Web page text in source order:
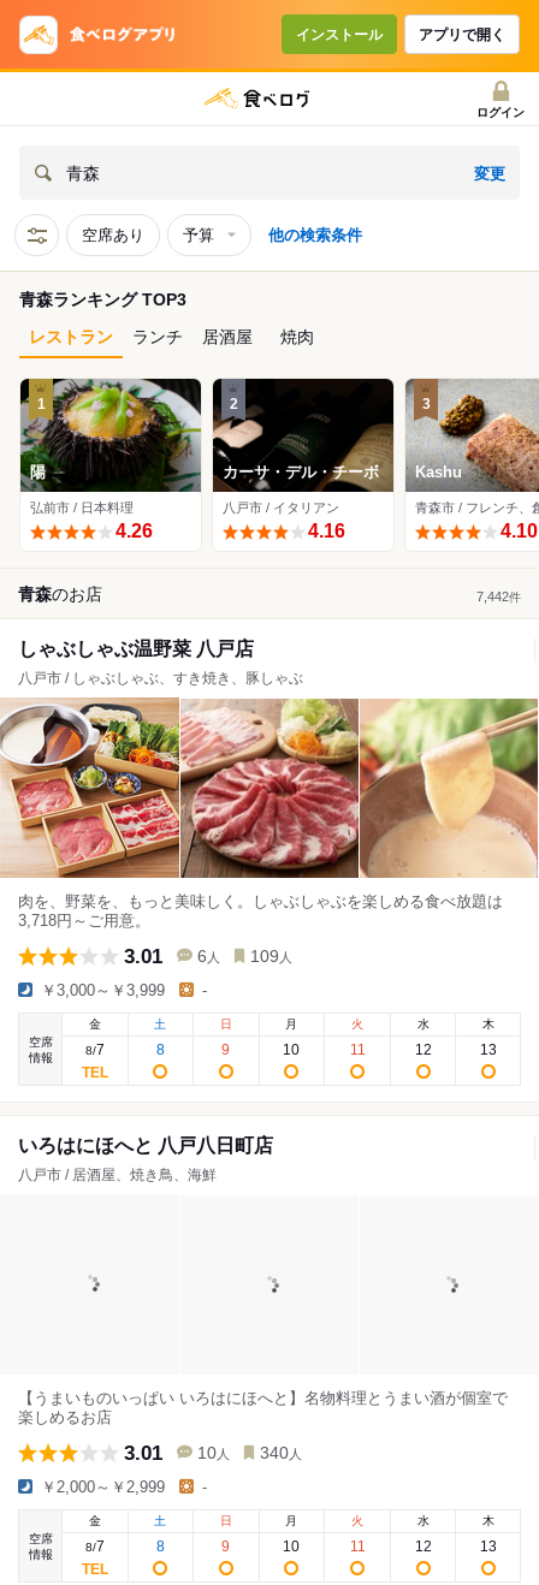
インストール アプリで開く
ログイン
青森 変更
空席あり 予算 他の検索条件
青森ランキング TOP3
レストラン
ランチ 居酒屋 焼肉
1
陽
弘前市 / 日本料理
4.26
2
カーサ・デル・チーボ
八戸市 / イタリアン
4.16
3
Kashu
4.10
青森のお店 7,442件
しゃぶしゃぶ温野菜 八戸店
八戸市 / しゃぶしゃぶ、すき焼き、豚しゃぶ
肉を、野菜を、もっと美味しく。しゃぶしゃぶを楽しめる食べ放題は
3,718円～ご用意。
3.01 6 人 109 人
￥3,000～￥3,999 -
空席
情報
金
8/7
土
8
日
9
月
10
火
11
水
12
木
13
いろはにほへと 八戸八日町店
八戸市 / 居酒屋、焼き鳥、海鮮
【うまいものいっぱい いろはにほへと】名物料理とうまい酒が個室で
楽しめるお店
3.01 10 人 340 人
￥2,000～￥2,999 -
空席
情報
金
8/7
土
8
日
9
月
10
火
11
水
12
木
13